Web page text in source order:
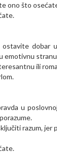
ono što
dobar
emotivnu
ili
u
razum, jer